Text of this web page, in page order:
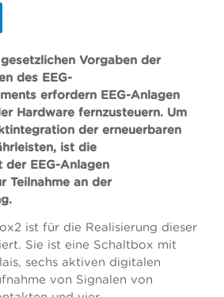
Vorgaben der
des EEG-
erfordern EEG-Anlagen
Hardware fernzusteuern. Um
der erneuerbaren
ist die
der EEG-Anlagen
Teilnahme an der
ist für die Realisierung dieser
Sie ist eine Schaltbox mit
sechs aktiven digitalen
von Signalen von